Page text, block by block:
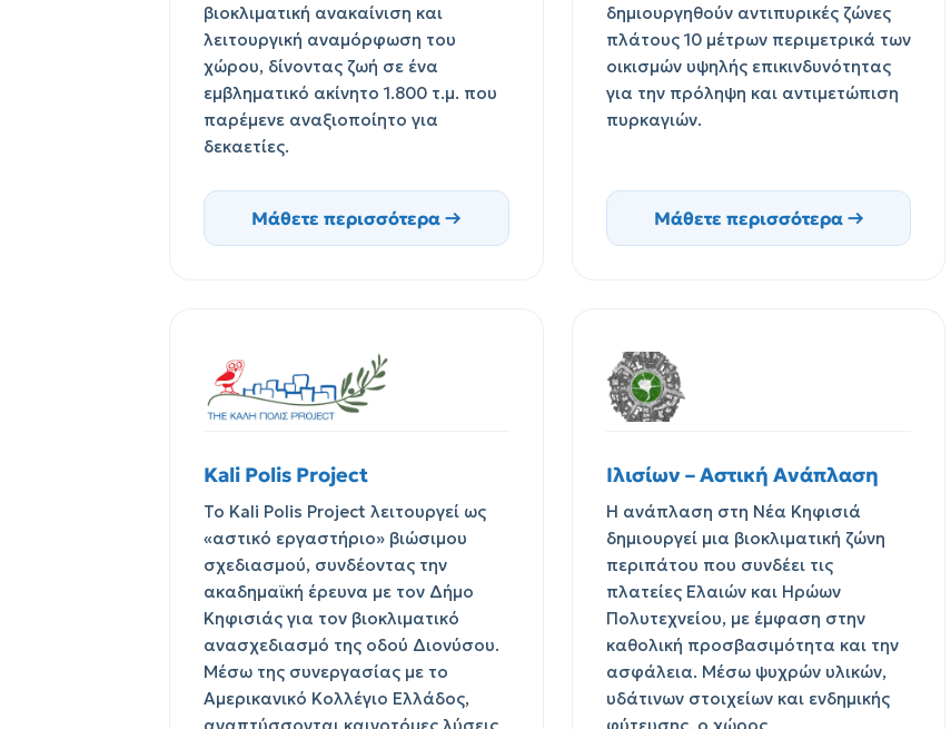
βιοκλιματική ανακαίνιση και
λειτουργική αναμόρφωση του
χώρου, δίνοντας ζωή σε ένα
εμβληματικό ακίνητο 1.800 τ.μ. που
παρέμενε αναξιοποίητο για
δεκαετίες.
Μάθετε περισσότερα →
δημιουργηθούν αντιπυρικές ζώνες
πλάτους 10 μέτρων περιμετρικά των
οικισμών υψηλής επικινδυνότητας
για την πρόληψη και αντιμετώπιση
πυρκαγιών.
Μάθετε περισσότερα →
Kali Polis Project
Το Kali Polis Project λειτουργεί ως
«αστικό εργαστήριο» βιώσιμου
σχεδιασμού, συνδέοντας την
ακαδημαϊκή έρευνα με τον Δήμο
Κηφισιάς για τον βιοκλιματικό
ανασχεδιασμό της οδού Διονύσου.
Μέσω της συνεργασίας με το
Αμερικανικό Κολλέγιο Ελλάδος,
αναπτύσσονται καινοτόμες λύσεις
Ιλισίων – Αστική Ανάπλαση
Η ανάπλαση στη Νέα Κηφισιά
δημιουργεί μια βιοκλιματική ζώνη
περιπάτου που συνδέει τις
πλατείες Ελαιών και Ηρώων
Πολυτεχνείου, με έμφαση στην
καθολική προσβασιμότητα και την
ασφάλεια. Μέσω ψυχρών υλικών,
υδάτινων στοιχείων και ενδημικής
φύτευσης, ο χώρος